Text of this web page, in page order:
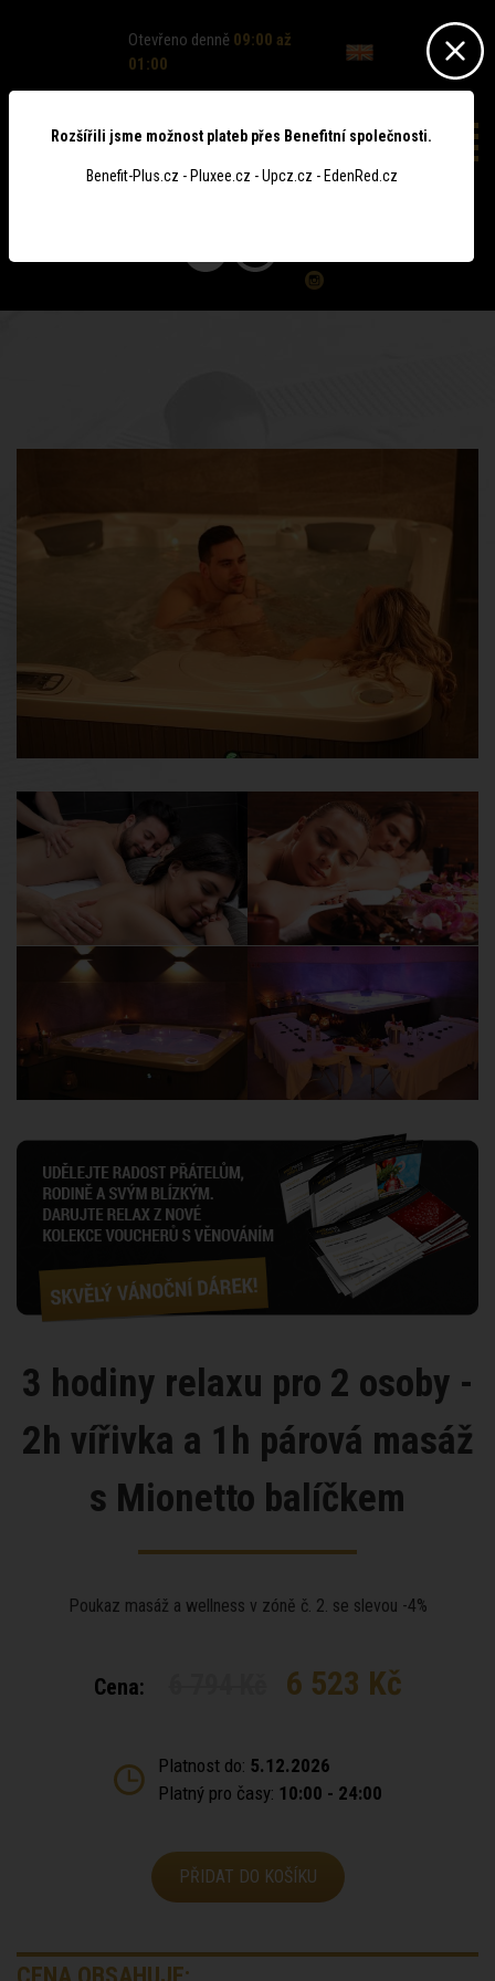
Otevřeno denně 09:00 až
01:00
3 hodiny relaxu pro 2 osoby -
2h vířivka a 1h párová masáž
s Mionetto balíčkem
Poukaz masáž a wellness v zóně č. 2. se slevou -4%
Cena: 6 523 Kč
Platnost do: 5.12.2026
Platný pro časy: 10:00 - 24:00
PŘIDAT DO KOŠÍKU
Rozšířili jsme možnost plateb přes Benefitní společnosti.
Benefit-Plus.cz - Pluxee.cz - Upcz.cz - EdenRed.cz